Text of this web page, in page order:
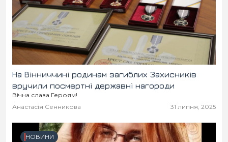
На Вінниччині родинам загиблих Захисників
вручили посмертні державні нагороди
Вічна слава Героям!
Анастасія Сенникова
31 липня, 2025
НОВИНИ